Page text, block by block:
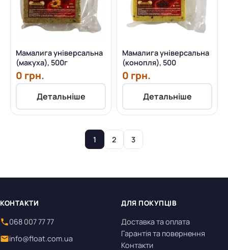
Мамалига універсальна
(макуха), 500г
0 грн.
Детальніше
Мамалига універсальна
(конопля), 500
0 грн.
Детальніше
1 2 3
КОНТАКТИ
068 007 77 77
info@float.com.ua
ДЛЯ ПОКУПЦІВ
Доставка та оплата
Гарантія та повернення
Контакти